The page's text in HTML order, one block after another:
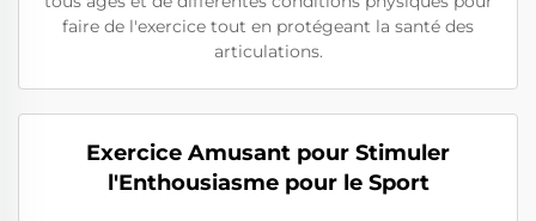
faire de l'exercice tout en protégeant la santé des
articulations.
Exercice Amusant pour Stimuler
l'Enthousiasme pour le Sport